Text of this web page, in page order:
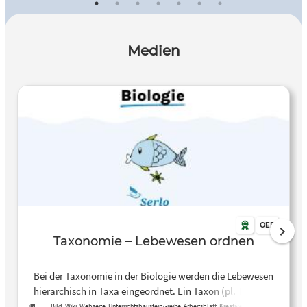
Unterricht.
Medien
OER
Taxonomie – Lebewesen ordnen
Bei der Taxonomie in der Biologie werden die Lebewesen
hierarchisch in Taxa eingeordnet. Ein Taxon (pl. Taxa) ist